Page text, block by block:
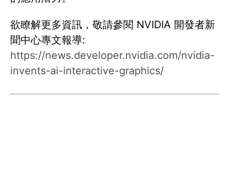
欲瞭解更多資訊，敬請參閱 NVIDIA 開發者新
聞中心專文報導:
https://news.developer.nvidia.com/nvidia-
invents-ai-interactive-graphics/